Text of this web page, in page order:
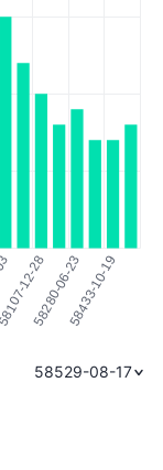
58529-08-17